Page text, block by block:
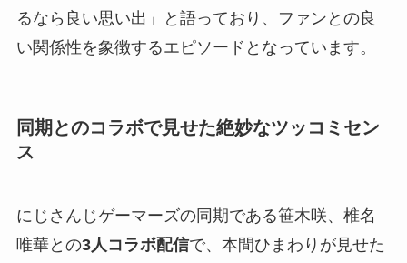
るなら良い思い出」と語っており、ファンとの良
い関係性を象徴するエピソードとなっています。
同期とのコラボで見せた絶妙なツッコミセン
ス
にじさんじゲーマーズの同期である笹木咲、椎名
唯華との3人コラボ配信で、本間ひまわりが見せた